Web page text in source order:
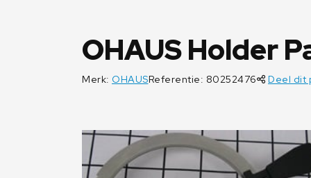
OHAUS Holder
Merk: OHAUSReferentie: 80252476 Deel dit